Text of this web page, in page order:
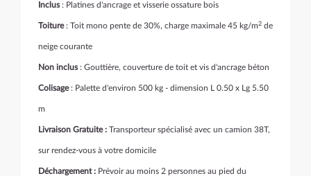
Inclus: Platines d'ancrage et visserie ossature bois
Toiture: Toit mono pente de 30%, charge maximale 45 kg/m2 de
neige courante
Non inclus: Gouttière, couverture de toit et vis d'ancrage béton
Colisage: Palette d'environ 500 kg - dimension L 0.50 x Lg 5.50
m
Livraison Gratuite : Transporteur spécialisé avec un camion 38T,
sur rendez-vous à votre domicile
Déchargement : Prévoir au moins 2 personnes au pied du